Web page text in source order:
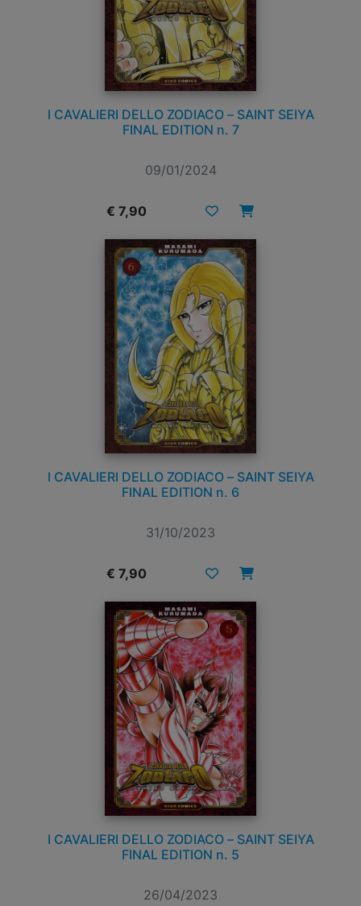
I CAVALIERI DELLO ZODIACO – SAINT SEIYA
FINAL EDITION n. 7
09/01/2024
€ 7,90
I CAVALIERI DELLO ZODIACO – SAINT SEIYA
FINAL EDITION n. 6
31/10/2023
€ 7,90
I CAVALIERI DELLO ZODIACO – SAINT SEIYA
FINAL EDITION n. 5
26/04/2023